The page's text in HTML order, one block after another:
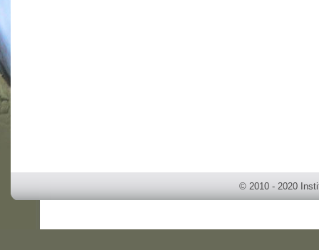
© 2010 - 2020